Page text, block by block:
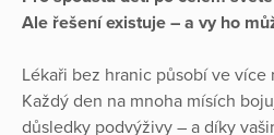
Ale řešení existuje – a vy ho
Lékaři bez hranic působí ve více
Každý den na mnoha mísích
důsledky podvýživy – a díky